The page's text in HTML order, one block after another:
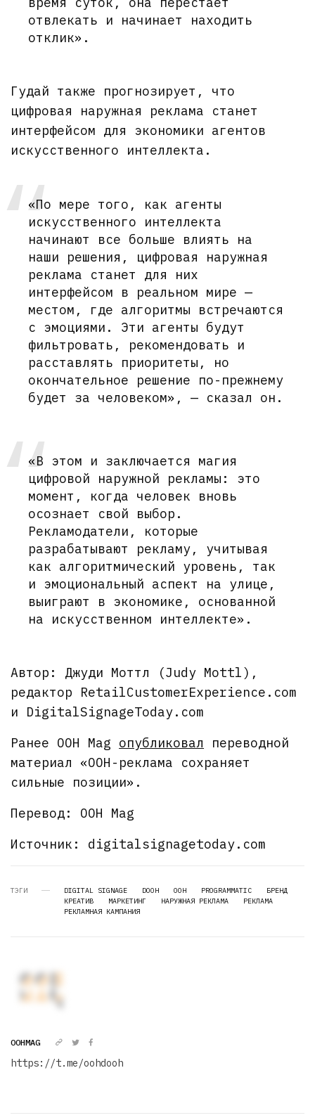
отвлекать и начинает находить
отклик».
Гудай также прогнозирует, что
цифровая наружная реклама станет
интерфейсом для экономики агентов
искусственного интеллекта.
«По мере того, как агенты
искусственного интеллекта
начинают все больше влиять на
наши решения, цифровая наружная
реклама станет для них
интерфейсом в реальном мире —
местом, где алгоритмы встречаются
с эмоциями. Эти агенты будут
фильтровать, рекомендовать и
расставлять приоритеты, но
окончательное решение по-прежнему
будет за человеком», — сказал он.
«В этом и заключается магия
цифровой наружной рекламы: это
момент, когда человек вновь
осознает свой выбор.
Рекламодатели, которые
разрабатывают рекламу, учитывая
как алгоритмический уровень, так
и эмоциональный аспект на улице,
выиграют в экономике, основанной
на искусственном интеллекте».
Автор: Джуди Моттл (Judy Mottl),
редактор RetailCustomerExperience.com
и DigitalSignageToday.com
Ранее OOH Mag опубликовал переводной
материал «OOH-реклама сохраняет
сильные позиции».
Перевод: OOH Mag
Источник: digitalsignagetoday.com
ТЭГИ DIGITAL SIGNAGE DOOH OOH PROGRAMMATIC
БРЕНД
КРЕАТИВ
МАРКЕТИНГ НАРУЖНАЯ РЕКЛАМА
РЕКЛАМА
РЕКЛАМНАЯ КАМПАНИЯ
OOHMAG
https://t.me/oohdooh